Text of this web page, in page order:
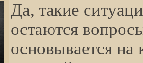
Да, такие
остаются
основывается на